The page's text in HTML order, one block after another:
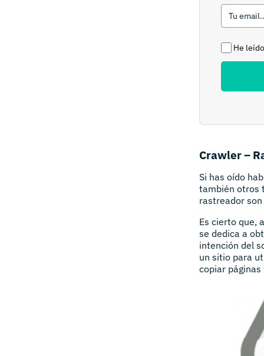
He
Crawler –
Si has oído
también otros
rastreador
Es cierto que,
se dedica a
intención del
un sitio para
copiar páginas